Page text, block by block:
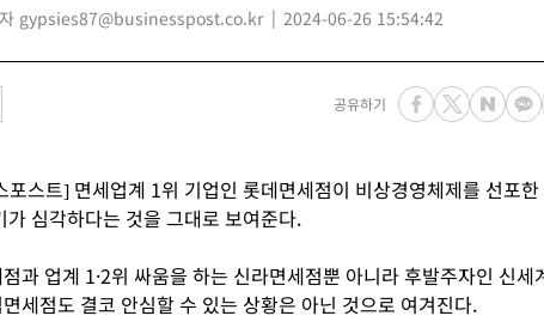
자 gypsies87@businesspost.co.kr 2024-06-26 15:54:42
공유하기
포스트] 면세업계 1위 기업인 롯데면세점이 비상경영체제를 선포
가 심각하다는 것을 그대로 보여준다.
과 업계 1·2위 싸움을 하는 신라면세점뿐 아니라 후발주자인 신세
세점도 결코 안심할 수 있는 상황은 아닌 것으로 여겨진다.